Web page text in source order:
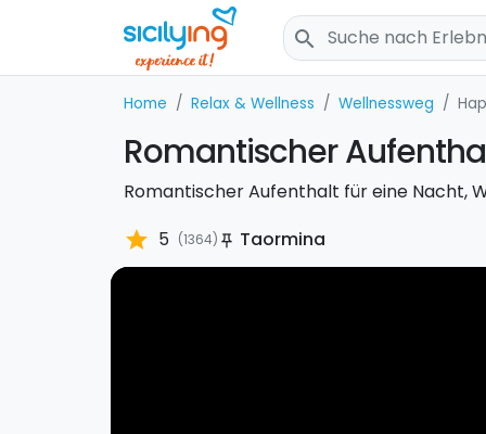
search
Home Relax & Wellness Wellnessweg
Romantischer
Romantischer Aufenthalt für eine Nacht,
star 5 (1364) push_pin Taormina